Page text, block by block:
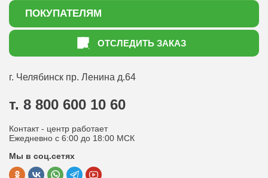
О нас
Акции
ПОКУПАТЕЛЯМ
Как оформить заказ
Статьи садоводу
Оптовым покупателям
Политика конфиденциальности
Публичная оферта
ОТСЛЕДИТЬ ЗАКАЗ
г. Челябинск пр. Ленина д.64
т. 8 800 600 10 60
Контакт - центр работает
Ежедневно с 6:00 до 18:00 МСК
Мы в соц.сетях